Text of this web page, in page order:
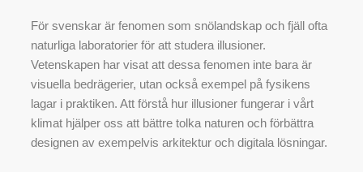
För svenskar är fenomen som snölandskap och fjäll ofta
naturliga laboratorier för att studera illusioner.
Vetenskapen har visat att dessa fenomen inte bara är
visuella bedrägerier, utan också exempel på fysikens
lagar i praktiken. Att förstå hur illusioner fungerar i vårt
klimat hjälper oss att bättre tolka naturen och förbättra
designen av exempelvis arkitektur och digitala lösningar.